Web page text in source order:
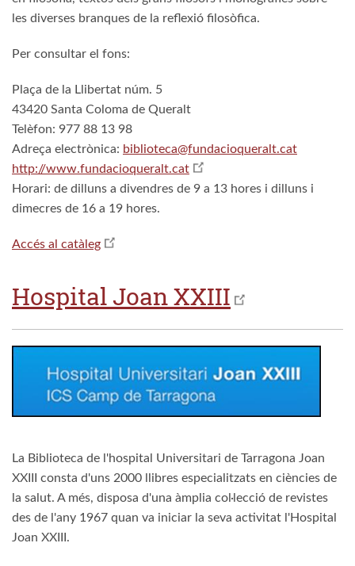
les diverses branques de la reflexió filosòfica.
Per consultar el fons:
Plaça de la Llibertat núm. 5
43420 Santa Coloma de Queralt
Telèfon: 977 88 13 98
Adreça electrònica: biblioteca@fundacioqueralt.cat
http://www.fundacioqueralt.cat
Horari: de dilluns a divendres de 9 a 13 hores i dilluns i
dimecres de 16 a 19 hores.
Accés al catàleg
Hospital Joan XXIII
La Biblioteca de l'hospital Universitari de Tarragona Joan
XXIII consta d'uns 2000 llibres especialitzats en ciències de
la salut. A més, disposa d'una àmplia col·lecció de revistes
des de l'any 1967 quan va iniciar la seva activitat l'Hospital
Joan XXIII.